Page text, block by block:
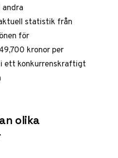
statistik från
för
kronor per
ett konkurrenskraftigt
olika